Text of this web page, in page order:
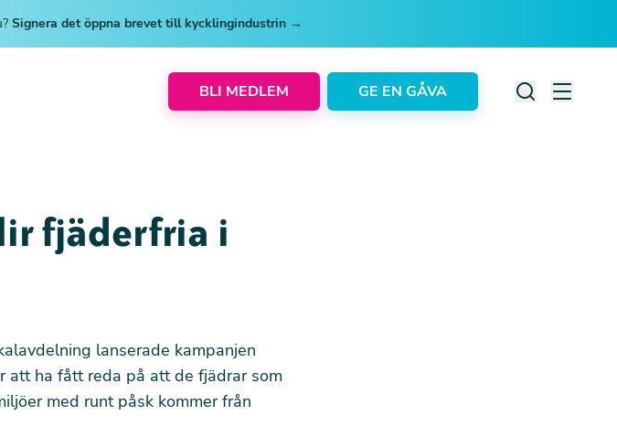
Signera det öppna brevet till kycklingindustrin →
BLI MEDLEM GE EN GÅVA
fjäderfria i
lanserade kampanjen
att ha fått reda på att de fjädrar som
med runt påsk kommer från